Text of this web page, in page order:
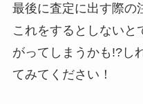
最後に査定に出す際の
これをするとしないと
がってしまうかも!?し
てみてください！